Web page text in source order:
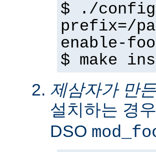
$ ./
prefix=/
enable-
$ make
제삼자가 만든
설치하는 경
DSO